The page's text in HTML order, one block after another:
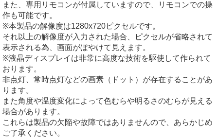
また、専用リモコンが付属していますので、リモコンでの操
作も可能です。
※本製品の解像度は1280x720ピクセルです。
それ以上の解像度が入力された場合、ピクセルが省略されて
表示される為、画面がぼやけて見えます。
※液晶ディスプレイは非常に高度な技術を駆使して作られて
おります。
非点灯、常時点灯などの画素（ドット）が存在することがあ
ります。
また角度や温度変化によって色むらや明るさのむらが見える
場合があります。
これらは製品の欠陥や故障ではありませんので、あらかじめ
ご了承ください。